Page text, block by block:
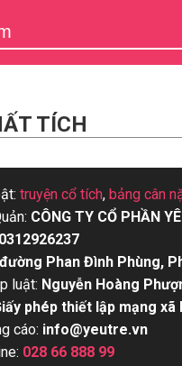
TÍCH
truyện cổ tích, bảng cân
CÔNG TY CỔ PHẦN
0312926237
Phan Đình Phùng,
luật: Nguyễn Hoàng
phép thiết lập mạng
cáo: info@yeutre.vn
028 66 888 99